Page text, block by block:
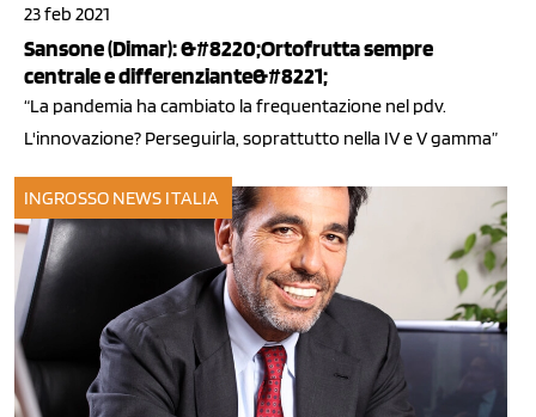
23 feb 2021
Sansone (Dimar): &#8220;Ortofrutta sempre
centrale e differenziante&#8221;
“La pandemia ha cambiato la frequentazione nel pdv.
L'innovazione? Perseguirla, soprattutto nella IV e V gamma”
INGROSSO NEWS ITALIA